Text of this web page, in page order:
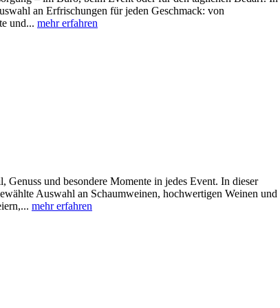
an Erfrischungen für jeden Geschmack: von
und... mehr erfahren
Genuss und besondere Momente in jedes Event. In dieser
Auswahl an Schaumweinen, hochwertigen Weinen und
mehr erfahren